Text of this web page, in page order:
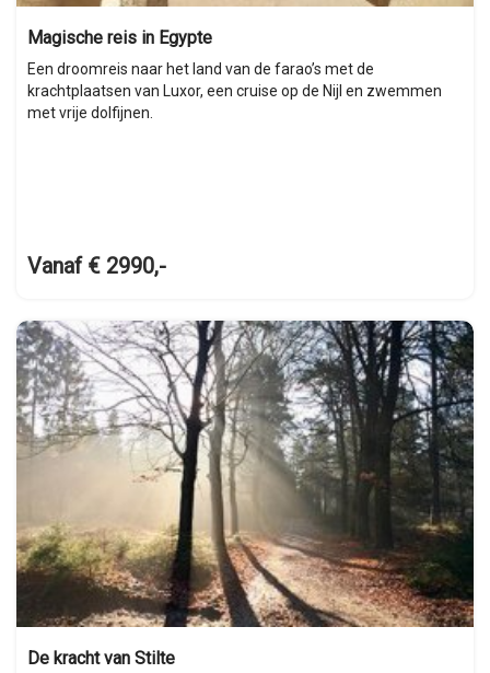
Magische reis in Egypte
Een droomreis naar het land van de farao’s met de
krachtplaatsen van Luxor, een cruise op de Nijl en zwemmen
met vrije dolfijnen.
Vanaf € 2990,-
De kracht van Stilte